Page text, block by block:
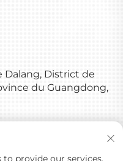
Dalang, District de
du Guangdong,
provide our services.